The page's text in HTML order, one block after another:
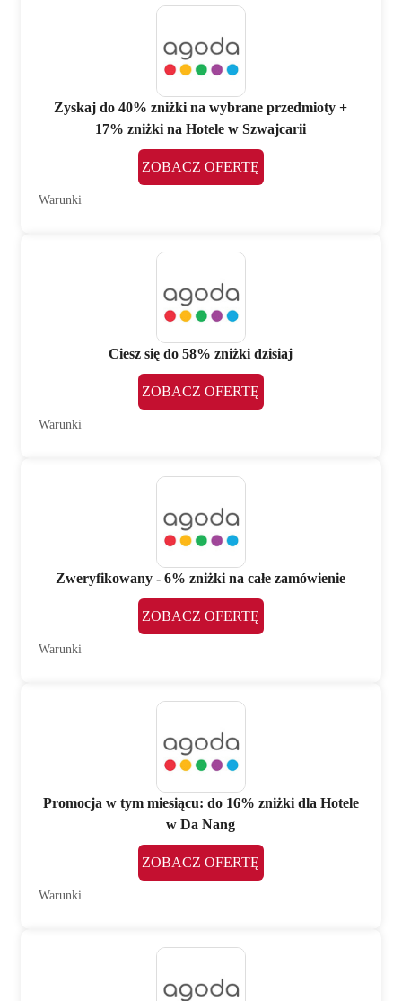
Zyskaj do 40% zniżki na wybrane przedmioty +
17% zniżki na Hotele w Szwajcarii
ZOBACZ OFERTĘ
Warunki
Ciesz się do 58% zniżki dzisiaj
ZOBACZ OFERTĘ
Warunki
Zweryfikowany - 6% zniżki na całe zamówienie
ZOBACZ OFERTĘ
Warunki
Promocja w tym miesiącu: do 16% zniżki dla Hotele
w Da Nang
ZOBACZ OFERTĘ
Warunki